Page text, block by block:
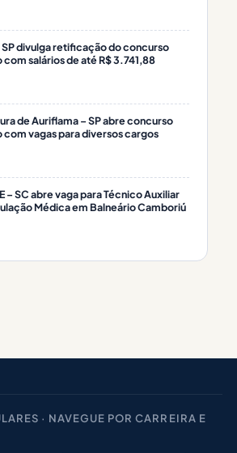
SP divulga retificação do concurso
salários de até R$ 3.741,88
de Auriflama – SP abre concurso
com vagas para diversos cargos
– SC abre vaga para Técnico Auxiliar
Médica em Balneário Camboriú
· NAVEGUE POR CARREIRA E